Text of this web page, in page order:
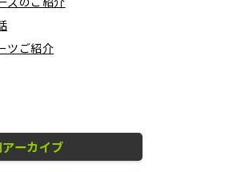
ツご紹介
ーカイブ